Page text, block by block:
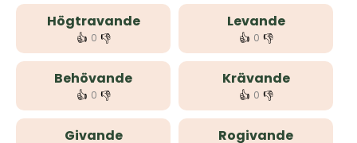
Högtravande
👍 0 👎
Levande
👍 0 👎
Behövande
👍 0 👎
Krävande
👍 0 👎
Givande Rogivande